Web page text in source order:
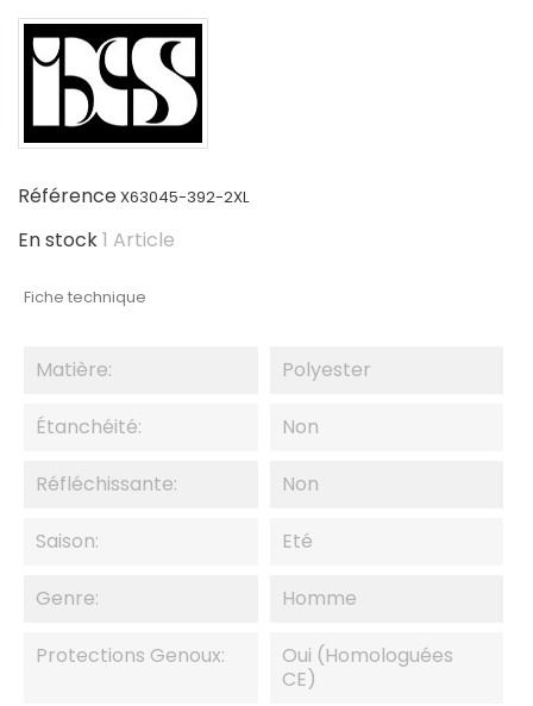
RéférenceX63045-392-2XL
En stock1 Article
Fiche technique
Matière: Polyester
Étanchéité: Non
Réfléchissante: Non
Saison: Eté
Genre: Homme
Protections Genoux:
Oui (homologuées
CE)